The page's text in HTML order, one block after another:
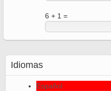
6 + 1 =
Idiomas
Español